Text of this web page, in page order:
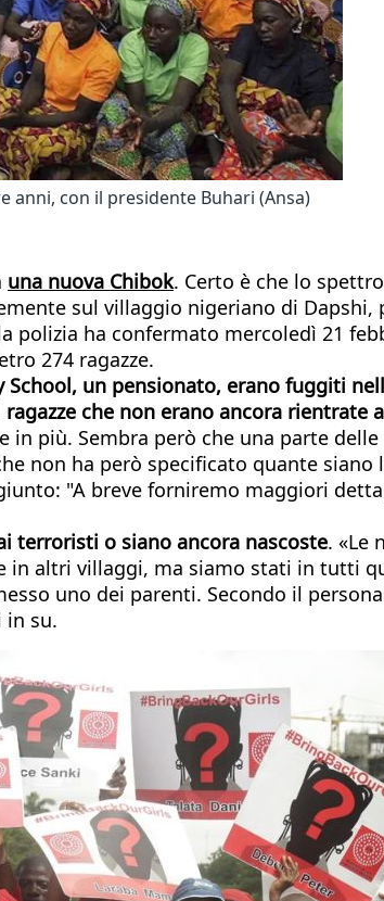
anni, con il presidente Buhari (Ansa)
una nuova Chibok. Certo è che lo
sul villaggio nigeriano di
polizia ha confermato mercoledì 21
274 ragazze.
School, un pensionato, erano fuggiti
ragazze che non erano ancora rientrate
più. Sembra però che una parte
non ha però specificato quante siano
"A breve forniremo maggiori
terroristi o siano ancora nascoste. «Le
in altri villaggi, ma siamo stati in tutti
uno dei parenti. Secondo il
in su.